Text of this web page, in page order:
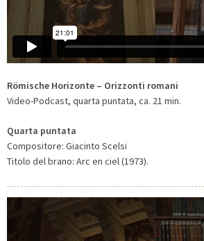
Römische Horizonte – Orizzonti romani
Video-Podcast, quarta puntata, ca. 21 min.
Quarta puntata
Compositore: Giacinto Scelsi
Titolo del brano: Arc en ciel (1973).